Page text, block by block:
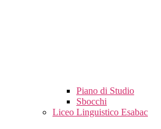
Piano di Studio
Sbocchi
Liceo Linguistico Esabac